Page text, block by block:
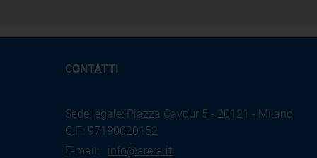
CONTATTI
Sede legale: Piazza Cavour 5 - 20121 - Milano
C.F.: 97190020152
E-mail: info@arera.it